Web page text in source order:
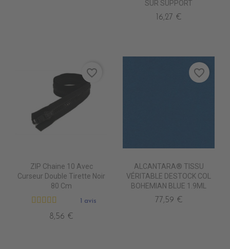
SUR SUPPORT
16,27 €
ZIP Chaine 10 Avec
Curseur Double Tirette Noir
80 Cm
1 avis
8,56 €
favorite_border
ALCANTARA® TISSU
VÉRITABLE DESTOCK COL
BOHEMIAN BLUE 1.9ML
77,59 €
favorite_border